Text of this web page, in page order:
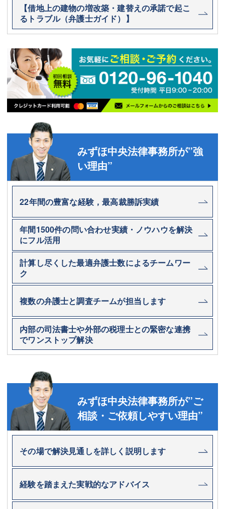
【借地上の建物の増改築・建替えの承諾で起こ
るトラブル（弁護士ガイド）】
みずほ中央法律事務所が”強
い理由”
22年間の豊富な経験，最高裁勝訴実績
年間1500件の問い合わせ実績・ノウハウを解決
にフル活用
計算し尽くした最適弁護士数によるチームワー
ク
複数の弁護士と調査チームが担当します
内部の司法書士や外部の税理士との緊密な連携
でワンストップ解決
みずほ中央法律事務所が”ご
相談・ご依頼しやすい理由”
その場で解決見通しを詳しく説明します
経験を踏まえた実戦的なアドバイス